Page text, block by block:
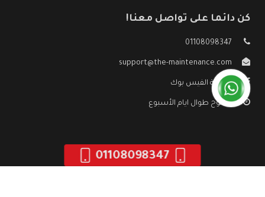
كن دائما على تواصل معنا!
01108098347
support@the-maintenance.com
صفحة الفيس بوك
مفتوح طوال ايام الأسبوع
01108098347